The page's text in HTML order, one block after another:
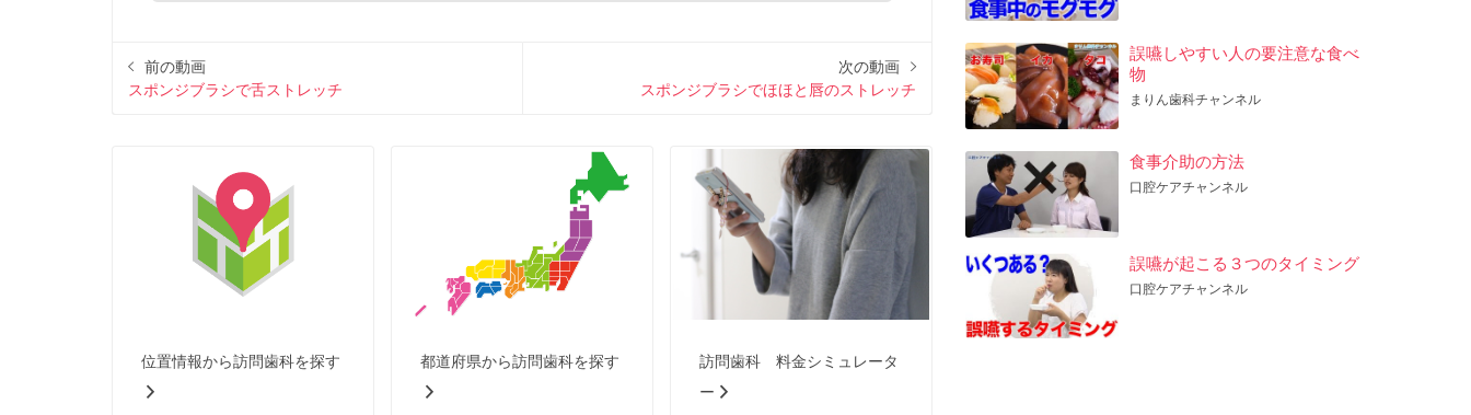
前の動画
スポンジブラシで舌ストレッチ
次の動画
スポンジブラシでほほと唇のストレッチ
位置情報から訪問歯科を探す 都道府県から訪問歯科を探す
訪問歯科 料金シミュレータ
ー
誤嚥しやすい人の要注意な食べ
物
まりん歯科チャンネル
食事介助の方法
口腔ケアチャンネル
誤嚥が起こる３つのタイミング
口腔ケアチャンネル